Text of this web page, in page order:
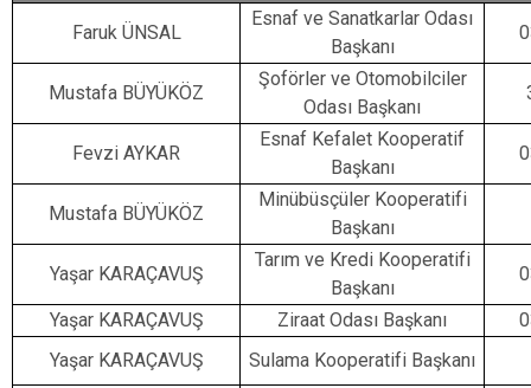
Faruk ÜNSAL
Esnaf ve Sanatkarlar Odası
Başkanı
Mustafa BÜYÜKÖZ
Şoförler ve Otomobilciler
Odası Başkanı
Fevzi AYKAR
Esnaf Kefalet Kooperatif
Başkanı
Mustafa BÜYÜKÖZ
Minübüsçüler Kooperatifi
Başkanı
Yaşar KARAÇAVUŞ
Tarım ve Kredi Kooperatifi
Başkanı
Yaşar KARAÇAVUŞ Ziraat Odası Başkanı
Yaşar KARAÇAVUŞ
Sulama Kooperatifi Başkanı